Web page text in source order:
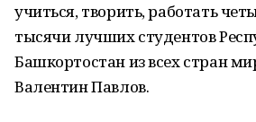
учиться, творить, работать
тысячи лучших студентов
Башкортостан из всех стран
Валентин Павлов.